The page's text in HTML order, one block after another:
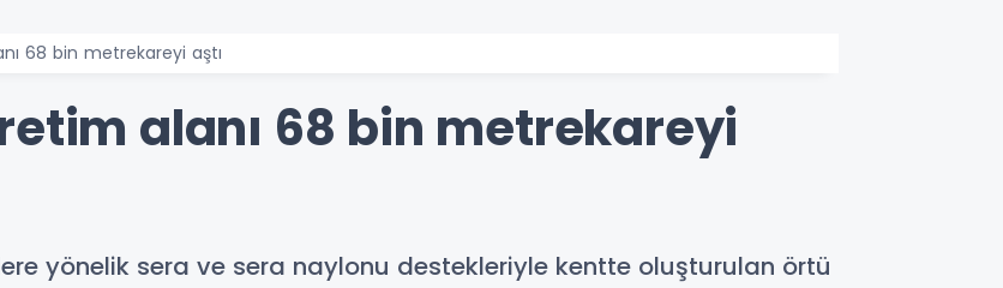
68 bin metrekareyi aştı
alanı 68 bin metrekareyi
yönelik sera ve sera naylonu destekleriyle kentte oluşturulan örtü